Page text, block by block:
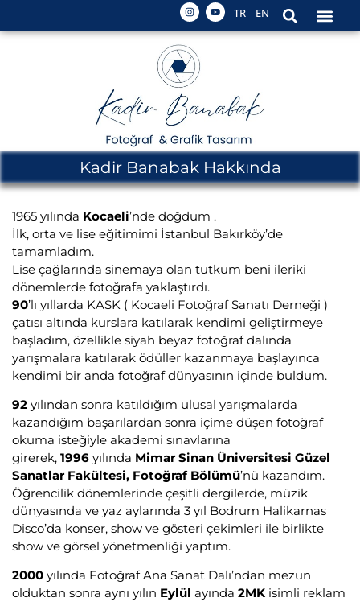
TR EN
Kadir Banabak Hakkında
1965 yılında Kocaeli’nde doğdum .
İlk, orta ve lise eğitimimi İstanbul Bakırköy’de
tamamladım.
Lise çağlarında sinemaya olan tutkum beni ileriki
dönemlerde fotoğrafa yaklaştırdı.
90’lı yıllarda KASK ( Kocaeli Fotoğraf Sanatı Derneği )
çatısı altında kurslara katılarak kendimi geliştirmeye
başladım, özellikle siyah beyaz fotoğraf dalında
yarışmalara katılarak ödüller kazanmaya başlayınca
kendimi bir anda fotoğraf dünyasının içinde buldum.
92 yılından sonra katıldığım ulusal yarışmalarda
kazandığım başarılardan sonra içime düşen fotoğraf
okuma isteğiyle akademi sınavlarına
girerek, 1996 yılında Mimar Sinan Üniversitesi Güzel
Sanatlar Fakültesi, Fotoğraf Bölümü’nü kazandım.
Öğrencilik dönemlerinde çeşitli dergilerde, müzik
dünyasında ve yaz aylarında 3 yıl Bodrum Halikarnas
Disco’da konser, show ve gösteri çekimleri ile birlikte
show ve görsel yönetmenliği yaptım.
2000 yılında Fotoğraf Ana Sanat Dalı’ndan mezun
olduktan sonra aynı yılın Eylül ayında 2MK isimli reklam